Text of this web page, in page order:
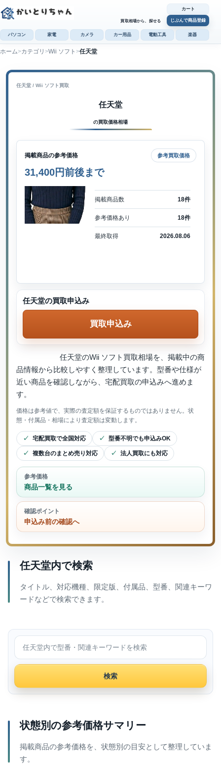
買取相場から、探せる
カート
じぶんで商品登録
パソコン 家電 カメラ カー用品 電動工具 楽器
ホーム カテゴリ Wii ソフト 任天堂
任天堂 / Wii ソフト買取
任天堂
の買取価格相場
掲載商品の参考価格 参考買取価格
31,400円前後まで
掲載商品数 18件
参考価格あり 18件
最終取得 2026.08.06
任天堂のWii ソフト買取相場を、掲載中の商
品情報から比較しやすく整理しています。型番や仕様が
近い商品を確認しながら、宅配買取の申込みへ進めま
す。
価格は参考値で、実際の査定額を保証するものではありません。状
態・付属品・相場により査定額は変動します。
宅配買取で全国対応 型番不明でも申込みOK
複数台のまとめ売り対応 法人買取にも対応
参考価格
商品一覧を見る
確認ポイント
申込み前の確認へ
任天堂の買取申込み
買取申込み
任天堂内で検索
タイトル、対応機種、限定版、付属品、型番、関連キーワ
ードなどで検索できます。
任天堂内で検索
検索
状態別の参考価格サマリー
掲載商品の参考価格を、状態別の目安として整理していま
す。